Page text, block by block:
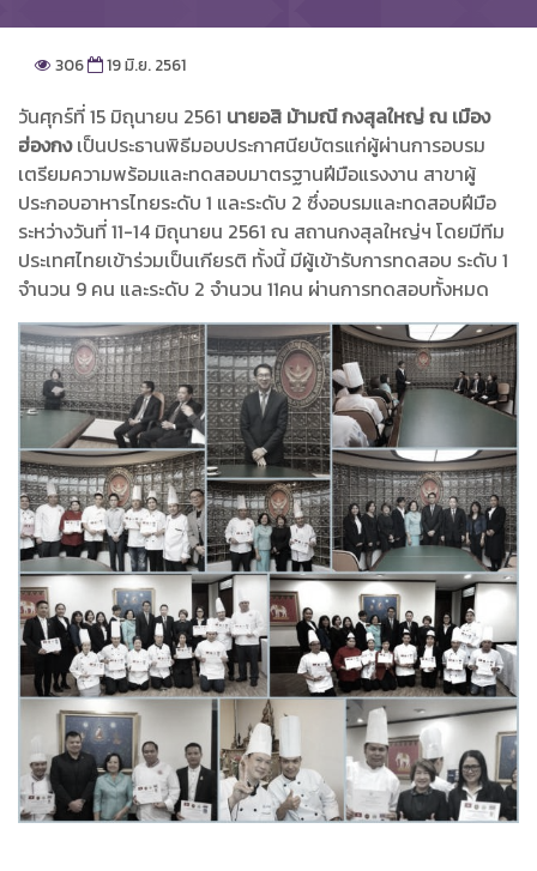
306 19 มิ.ย. 2561
วันศุกร์ที่ 15 มิถุนายน 2561 นายอสิ ม้ามณี กงสุลใหญ่ ณ เมือง
ฮ่องกงเป็นประธานพิธีมอบประกาศนียบัตรแก่ผู้ผ่านการอบรม
เตรียมความพร้อมและทดสอบมาตรฐานฝีมือแรงงาน สาขาผู้
ประกอบอาหารไทยระดับ 1 และระดับ 2 ซึ่งอบรมและทดสอบฝีมือ
ระหว่างวันที่ 11-14 มิถุนายน 2561 ณ สถานกงสุลใหญ่ฯ โดยมีทีม
ประเทศไทยเข้าร่วมเป็นเกียรติ ทั้งนี้ มีผู้เข้ารับการทดสอบ ระดับ 1
จำนวน 9 คน และระดับ 2 จำนวน 11คน ผ่านการทดสอบทั้งหมด